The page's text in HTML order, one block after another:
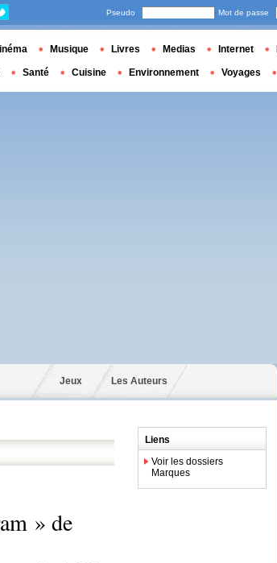
Jeux Les Auteurs
» de
Liens
Voir les dossiers
Marques
Pseudo Mot de passe
Musique Livres Medias Internet
Santé Cuisine Environnement Voyages